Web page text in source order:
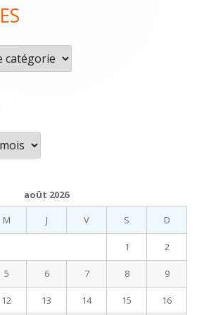
août 2026
M J V S D
1 2
5 6 7 8 9
12 13 14 15 16